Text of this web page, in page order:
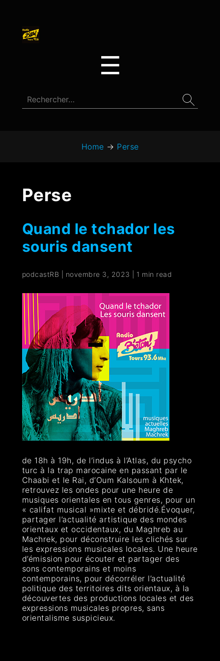
☰
Home → Perse
Perse
Quand le tchador les
souris dansent
podcastRB novembre 3, 2023 1 min read
de 18h à 19h, de l’indus à l’Atlas, du psycho
turc à la trap marocaine en passant par le
Chaabi et le Rai, d’Oum Kalsoum à Khtek,
retrouvez les ondes pour une heure de
musiques orientales en tous genres, pour un
« califat musical »mixte et débridé.Évoquer,
partager l’actualité artistique des mondes
orientaux et occidentaux, du Maghreb au
Machrek, pour déconstruire les clichés sur
les expressions musicales locales. Une heure
d’émission pour écouter et partager des
sons contemporains et moins
contemporains, pour décorréler l’actualité
politique des territoires dits orientaux, à la
découvertes des productions locales et des
expressions musicales propres, sans
orientalisme suspicieux.